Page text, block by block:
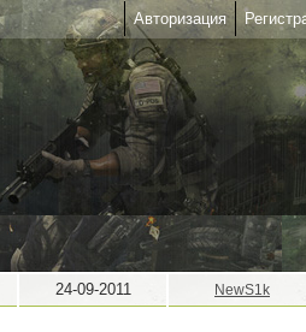
Авторизация
24-09-2011 NewS1k